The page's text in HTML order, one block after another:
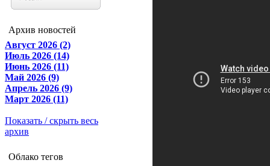
Архив новостей
Август 2026 (2)
Июль 2026 (14)
Июнь 2026 (11)
Май 2026 (9)
Апрель 2026 (9)
Март 2026 (11)
Показать / скрыть весь
архив
Облако тегов